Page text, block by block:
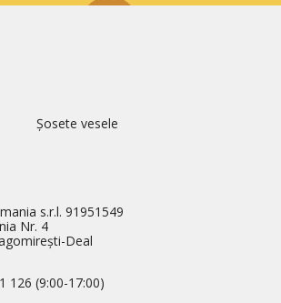
Șosete vesele
s.r.l. 91951549
Nr. 4
Deal
126 (9:00-17:00)